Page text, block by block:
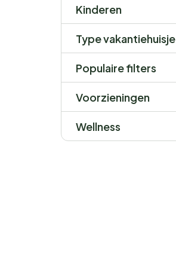
Kinderen
Type vakantiehuisje
Populaire filters
Voorzieningen
Wellness